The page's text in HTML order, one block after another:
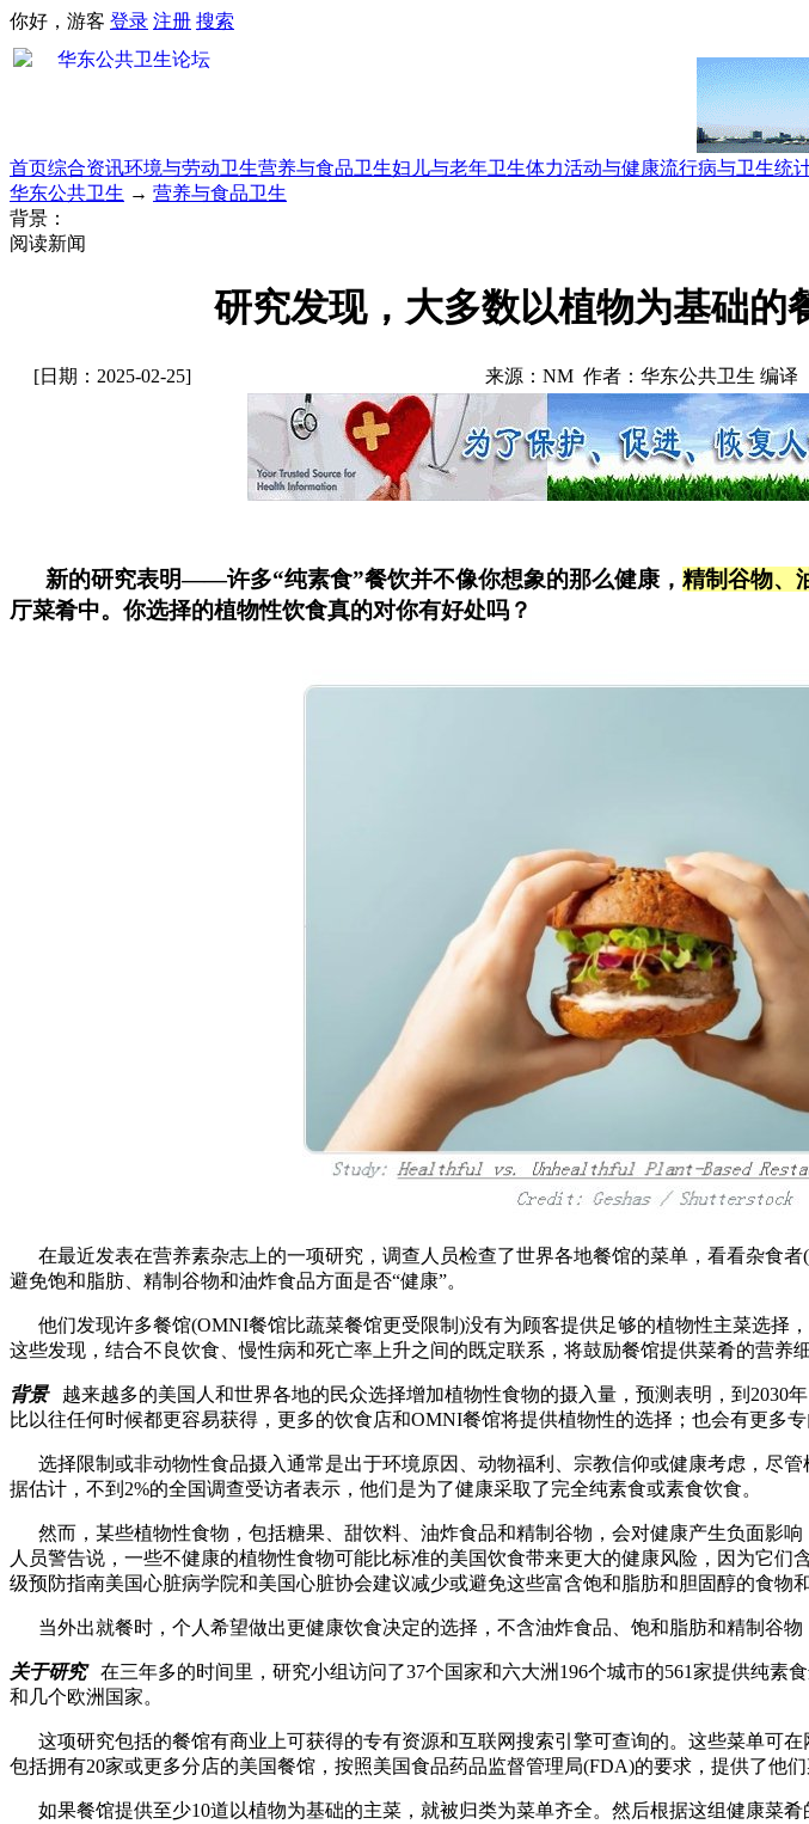
你好，游客 登录 注册 搜索
首页综合资讯环境与劳动卫生营养与食品卫生妇儿与老年卫生体力活动与健康流行病与卫生统
华东公共卫生 → 营养与食品卫生
背景：
阅读新闻
研究发现，大多数以植物为基础的
[日期：2025-02-25] 来源：NM 作者：华东公共卫生 编译
新的研究表明——许多“纯素食”餐饮并不像你想象的那么健康， 精制谷物、
厅菜肴中。你选择的植物性饮食真的对你有好处吗？
在最近发表在营养素杂志上的一项研究，调查人员检查了世界各地餐馆的菜单，看看杂食者
避免饱和脂肪、精制谷物和油炸食品方面是否“健康”。
他们发现许多餐馆(OMNI餐馆比蔬菜餐馆更受限制 )没有为顾客提供足够的植物性主菜选择，
这些发现，结合不良饮食、慢性病和死亡率上升之间的既定联系，将鼓励餐馆提供菜肴的营养细
背景越来越多的美国人和世界各地的民众选择增加植物性食物的摄入量，预测表明，到 2030
比以往任何时候都更容易获得，更多的饮食店和OMNI餐馆将提供植物性的选择；也会有更多专
选择限制或非动物性食品摄入通常是出于环境原因、动物福利、宗教信仰或健康考虑，尽管
据估计，不到 2%的全国调查受访者表示，他们是为了健康采取了完全纯素食或素食饮食。
然而，某些植物性食物，包括糖果、甜饮料、油炸食品和精制谷物，会对健康产生负面影
人员警告说，一些不健康的植物性食物可能比标准的美国饮食带来更大的健康风险，因为它
级预防指南美国心脏病学院和美国心脏协会建议减少或避免这些富含饱和脂肪和胆固醇的食物和
当外出就餐时，个人希望做出更健康饮食决定的选择，不含油炸食品、饱和脂肪和精制谷物
关于研究在三年多的时间里，研究小组访问了37个国家和六大洲 196个城市的561家提供纯素
和几个欧洲国家。
这项研究包括的餐馆有商业上可获得的专有资源和互联网搜索引擎可查询的。这些菜单可在
包括拥有20家或更多分店的美国餐馆，按照美国食品药品监督管理局(FDA)的要求，提供了他们
如果餐馆提供至少10道以植物为基础的主菜，就被归类为菜单齐全。然后根据这组健康菜